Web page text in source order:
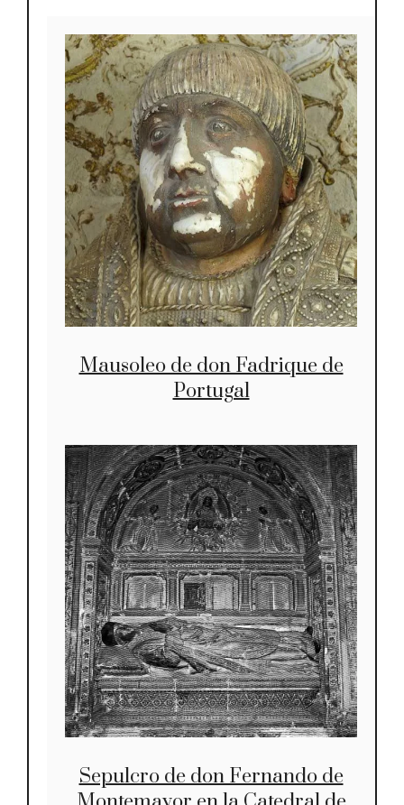
Mausoleo de don Fadrique de
Portugal
Sepulcro de don Fernando de